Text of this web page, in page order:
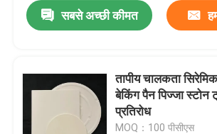
सबसे अच्छी कीमत
तापीय चालकता
बेकिंग पैन पिज्जा स्टोन
प्रतिरोध
MOQ：100 पीसीएस